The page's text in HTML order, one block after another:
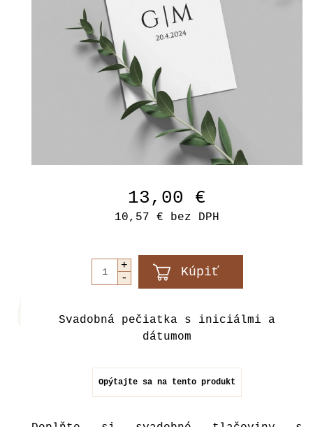
13,00 €
10,57 € bez DPH
Svadobná pečiatka s iniciálmi a
dátumom
Opýtajte sa na tento produkt